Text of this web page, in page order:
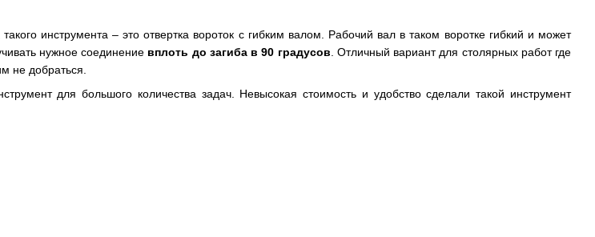
инструмента – это отвертка вороток с гибким валом. Рабочий вал в таком воротке гибкий и может
нужное соединение вплоть до загиба в 90 градусов . Отличный вариант для столярных работ где
не добраться.
для большого количества задач. Невысокая стоимость и удобство сделали такой инструмент